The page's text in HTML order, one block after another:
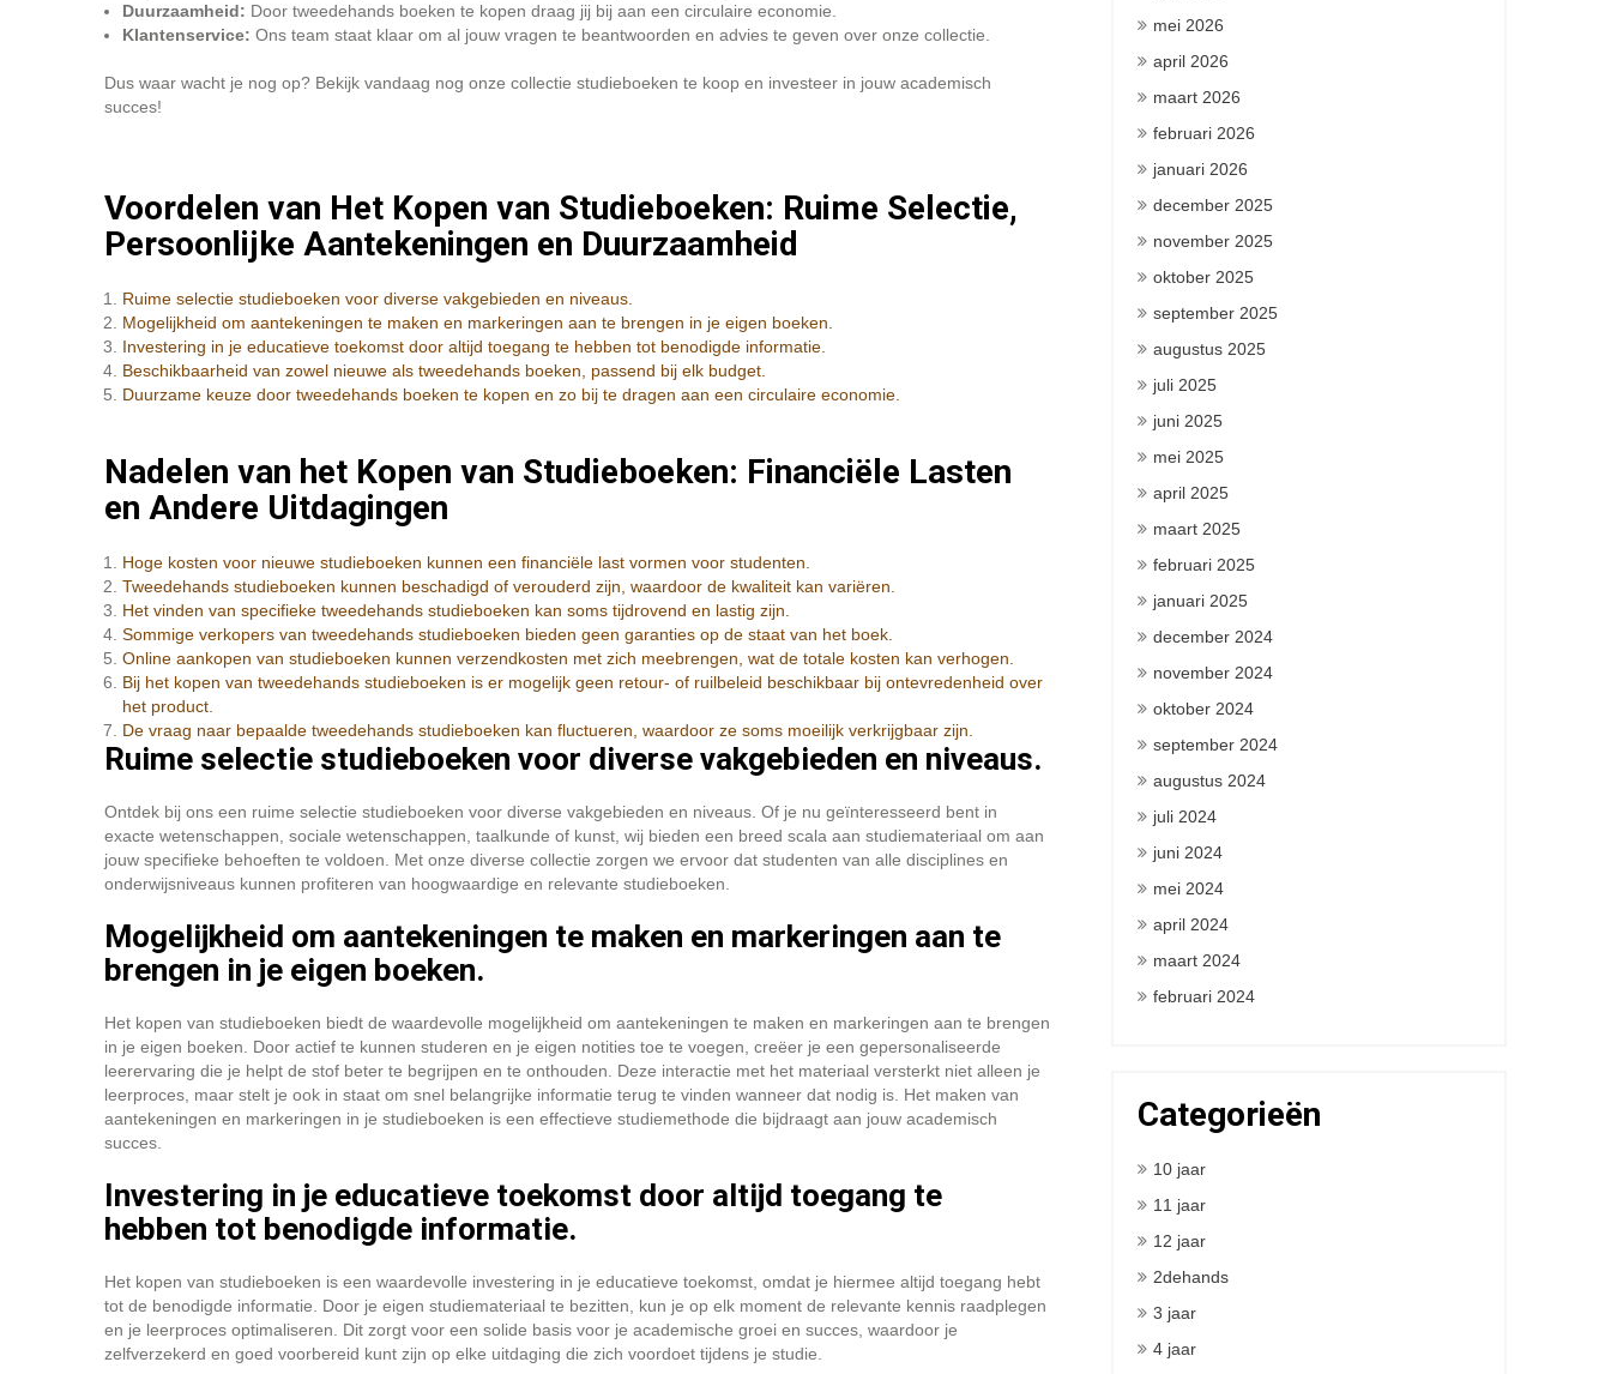
Duurzaamheid: Door tweedehands boeken te kopen draag jij bij aan een circulaire economie.
Klantenservice: Ons team staat klaar om al jouw vragen te beantwoorden en advies te geven over onze collectie.
Dus waar wacht je nog op? Bekijk vandaag nog onze collectie studieboeken te koop en investeer in jouw academisch
succes!
Voordelen van Het Kopen van Studieboeken: Ruime Selectie,
Persoonlijke Aantekeningen en Duurzaamheid
Ruime selectie studieboeken voor diverse vakgebieden en niveaus.
Mogelijkheid om aantekeningen te maken en markeringen aan te brengen in je eigen boeken.
Investering in je educatieve toekomst door altijd toegang te hebben tot benodigde informatie.
Beschikbaarheid van zowel nieuwe als tweedehands boeken, passend bij elk budget.
Duurzame keuze door tweedehands boeken te kopen en zo bij te dragen aan een circulaire economie.
Nadelen van het Kopen van Studieboeken: Financiële Lasten
en Andere Uitdagingen
Hoge kosten voor nieuwe studieboeken kunnen een financiële last vormen voor studenten.
Tweedehands studieboeken kunnen beschadigd of verouderd zijn, waardoor de kwaliteit kan variëren.
Het vinden van specifieke tweedehands studieboeken kan soms tijdrovend en lastig zijn.
Sommige verkopers van tweedehands studieboeken bieden geen garanties op de staat van het boek.
Online aankopen van studieboeken kunnen verzendkosten met zich meebrengen, wat de totale kosten kan verhogen.
Bij het kopen van tweedehands studieboeken is er mogelijk geen retour- of ruilbeleid beschikbaar bij ontevredenheid over
het product.
De vraag naar bepaalde tweedehands studieboeken kan fluctueren, waardoor ze soms moeilijk verkrijgbaar zijn.
Ruime selectie studieboeken voor diverse vakgebieden en niveaus.
Ontdek bij ons een ruime selectie studieboeken voor diverse vakgebieden en niveaus. Of je nu geïnteresseerd bent in
exacte wetenschappen, sociale wetenschappen, taalkunde of kunst, wij bieden een breed scala aan studiemateriaal om aan
jouw specifieke behoeften te voldoen. Met onze diverse collectie zorgen we ervoor dat studenten van alle disciplines en
onderwijsniveaus kunnen profiteren van hoogwaardige en relevante studieboeken.
Mogelijkheid om aantekeningen te maken en markeringen aan te
brengen in je eigen boeken.
Het kopen van studieboeken biedt de waardevolle mogelijkheid om aantekeningen te maken en markeringen aan te brengen
in je eigen boeken. Door actief te kunnen studeren en je eigen notities toe te voegen, creëer je een gepersonaliseerde
leerervaring die je helpt de stof beter te begrijpen en te onthouden. Deze interactie met het materiaal versterkt niet alleen je
leerproces, maar stelt je ook in staat om snel belangrijke informatie terug te vinden wanneer dat nodig is. Het maken van
aantekeningen en markeringen in je studieboeken is een effectieve studiemethode die bijdraagt aan jouw academisch
succes.
Investering in je educatieve toekomst door altijd toegang te
hebben tot benodigde informatie.
Het kopen van studieboeken is een waardevolle investering in je educatieve toekomst, omdat je hiermee altijd toegang hebt
tot de benodigde informatie. Door je eigen studiemateriaal te bezitten, kun je op elk moment de relevante kennis raadplegen
en je leerproces optimaliseren. Dit zorgt voor een solide basis voor je academische groei en succes, waardoor je
zelfverzekerd en goed voorbereid kunt zijn op elke uitdaging die zich voordoet tijdens je studie.
mei 2026
april 2026
maart 2026
februari 2026
januari 2026
december 2025
november 2025
oktober 2025
september 2025
augustus 2025
juli 2025
juni 2025
mei 2025
april 2025
maart 2025
februari 2025
januari 2025
december 2024
november 2024
oktober 2024
september 2024
augustus 2024
juli 2024
juni 2024
mei 2024
april 2024
maart 2024
februari 2024
Categorieën
10 jaar
11 jaar
12 jaar
2dehands
3 jaar
4 jaar